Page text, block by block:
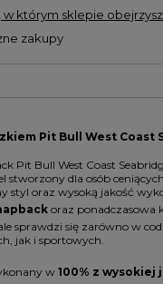
w którym sklepie
zakupy
Pit Bull West Coast
Pit Bull West Coast
stworzony dla osób
styl oraz wysoką jakość
oraz ponadczasowa
sprawdzi się zarówno w
jak i sportowych.
w 100% z wysokiej